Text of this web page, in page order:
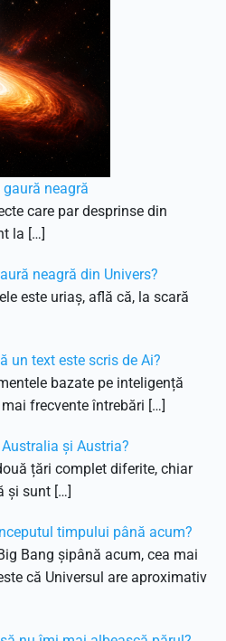
neagră
care par desprinse din
la […]
neagră din Univers?
este uriaș, află că, la scară
un text este scris de Ai?
bazate pe inteligență
frecvente întrebări […]
și Austria?
țări complet diferite, chiar
și sunt […]
timpului până acum?
Bang șipână acum, cea mai
că Universul are aproximativ